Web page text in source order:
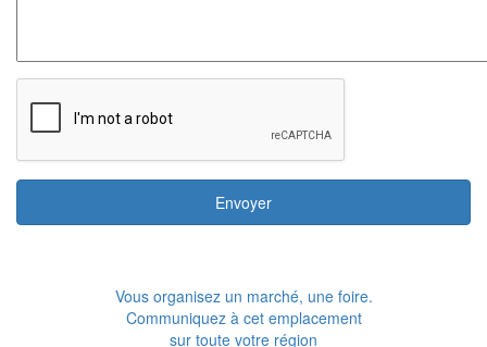
Envoyer
Vous organisez un marché, une foire.
Communiquez à cet emplacement
sur toute votre région